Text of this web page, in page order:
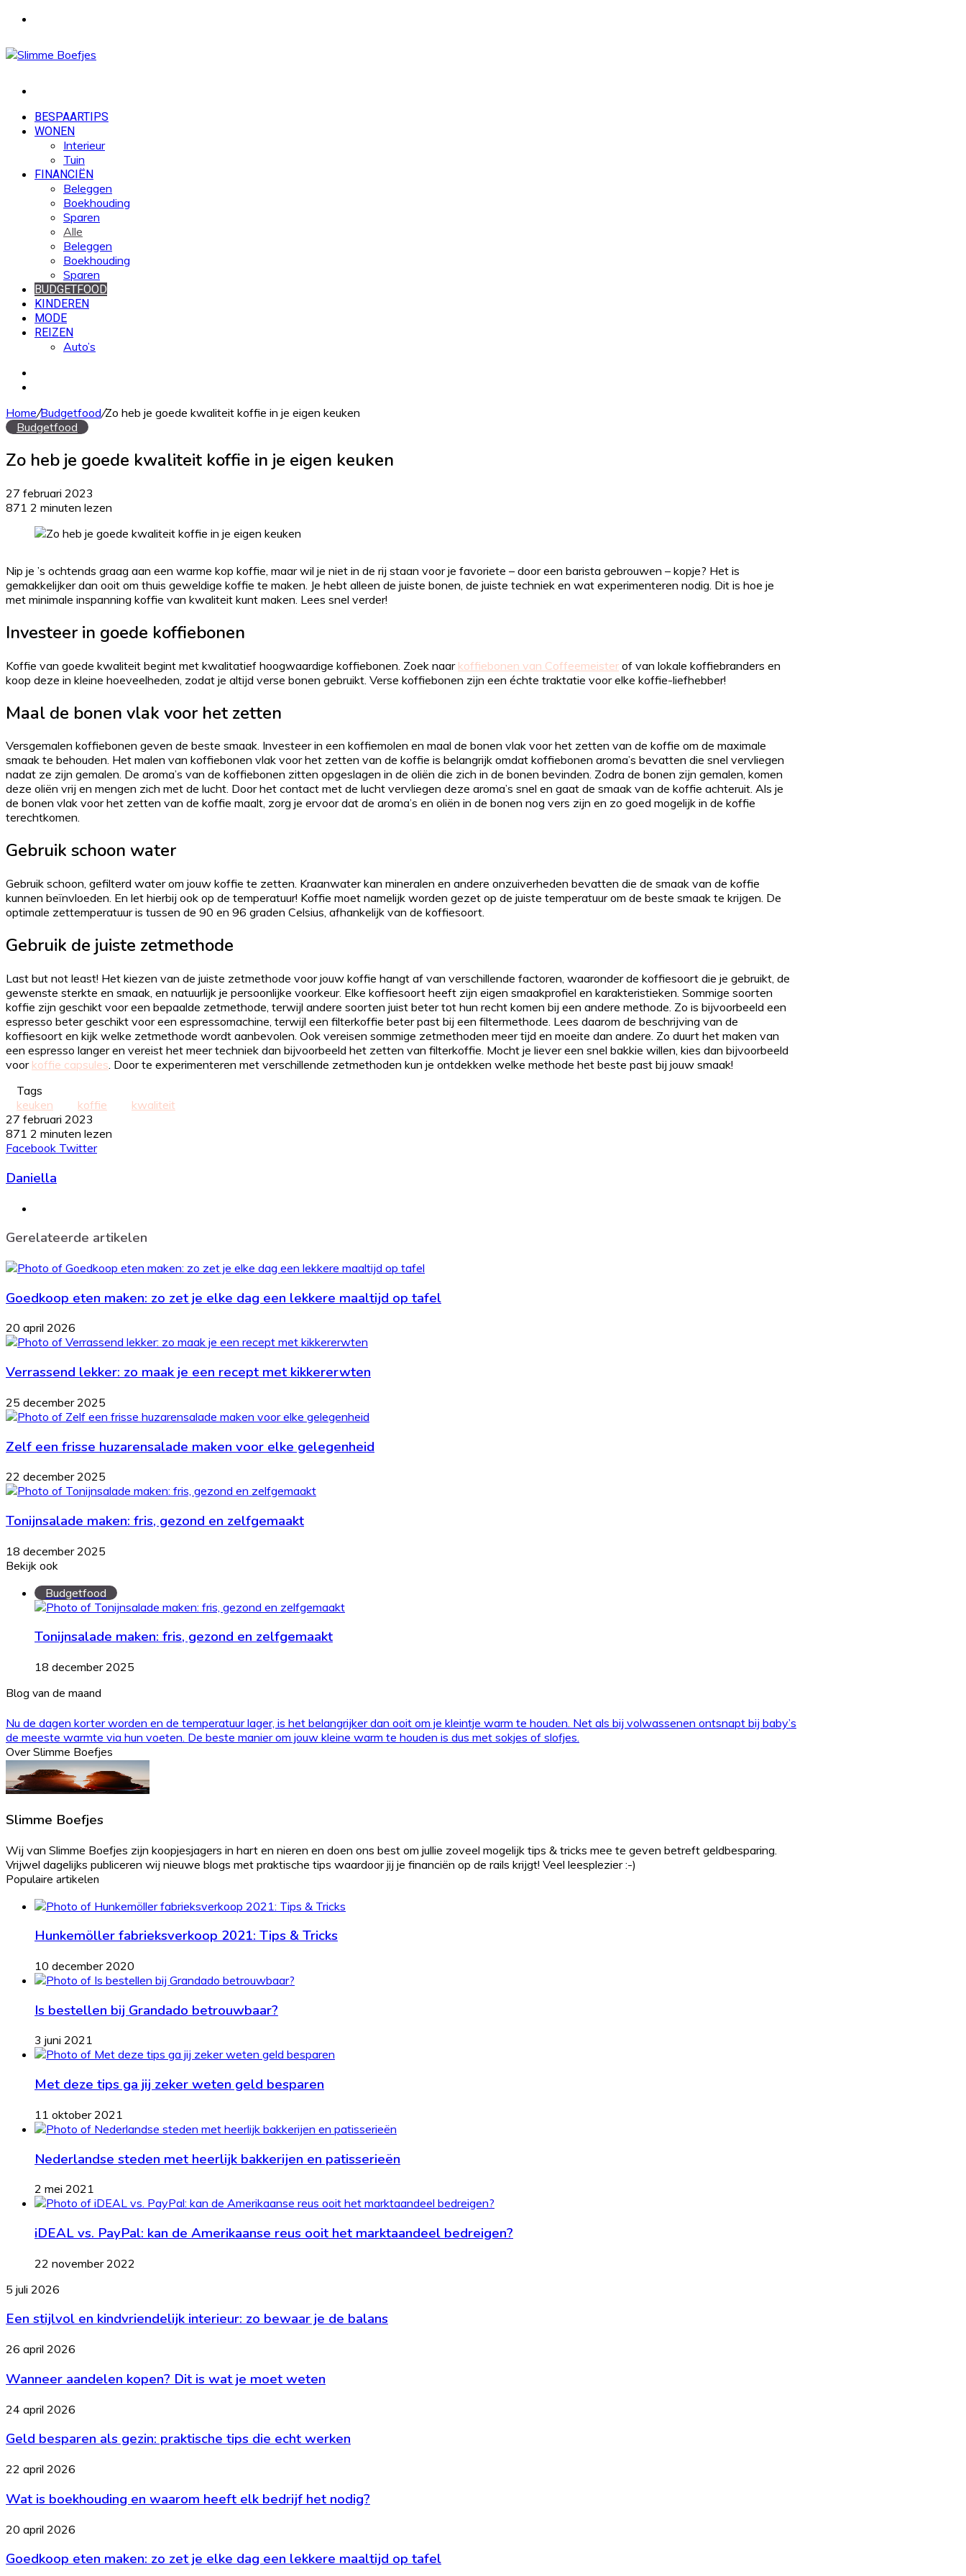
BESPAARTIPS
WONEN
Interieur
Tuin
FINANCIËN
Beleggen
Boekhouding
Sparen
Alle
Beleggen
Boekhouding
Sparen
BUDGETFOOD
KINDEREN
MODE
REIZEN
Auto’s
Home/Budgetfood/Zo heb je goede kwaliteit koffie in je eigen keuken
Budgetfood
Zo heb je goede kwaliteit koffie in je eigen keuken
27 februari 2023
871 2 minuten lezen
Nip je ’s ochtends graag aan een warme kop koffie, maar wil je niet in de rij staan voor je favoriete – door een barista gebrouwen – kopje? Het is
gemakkelijker dan ooit om thuis geweldige koffie te maken. Je hebt alleen de juiste bonen, de juiste techniek en wat experimenteren nodig. Dit is hoe je
met minimale inspanning koffie van kwaliteit kunt maken. Lees snel verder!
Investeer in goede koffiebonen
Koffie van goede kwaliteit begint met kwalitatief hoogwaardige koffiebonen. Zoek naar koffiebonen van Coffeemeister of van lokale koffiebranders en
koop deze in kleine hoeveelheden, zodat je altijd verse bonen gebruikt. Verse koffiebonen zijn een échte traktatie voor elke koffie-liefhebber!
Maal de bonen vlak voor het zetten
Versgemalen koffiebonen geven de beste smaak. Investeer in een koffiemolen en maal de bonen vlak voor het zetten van de koffie om de maximale
smaak te behouden. Het malen van koffiebonen vlak voor het zetten van de koffie is belangrijk omdat koffiebonen aroma’s bevatten die snel vervliegen
nadat ze zijn gemalen. De aroma’s van de koffiebonen zitten opgeslagen in de oliën die zich in de bonen bevinden. Zodra de bonen zijn gemalen, komen
deze oliën vrij en mengen zich met de lucht. Door het contact met de lucht vervliegen deze aroma’s snel en gaat de smaak van de koffie achteruit. Als je
de bonen vlak voor het zetten van de koffie maalt, zorg je ervoor dat de aroma’s en oliën in de bonen nog vers zijn en zo goed mogelijk in de koffie
terechtkomen.
Gebruik schoon water
Gebruik schoon, gefilterd water om jouw koffie te zetten. Kraanwater kan mineralen en andere onzuiverheden bevatten die de smaak van de koffie
kunnen beïnvloeden. En let hierbij ook op de temperatuur! Koffie moet namelijk worden gezet op de juiste temperatuur om de beste smaak te krijgen. De
optimale zettemperatuur is tussen de 90 en 96 graden Celsius, afhankelijk van de koffiesoort.
Gebruik de juiste zetmethode
Last but not least! Het kiezen van de juiste zetmethode voor jouw koffie hangt af van verschillende factoren, waaronder de koffiesoort die je gebruikt, de
gewenste sterkte en smaak, en natuurlijk je persoonlijke voorkeur. Elke koffiesoort heeft zijn eigen smaakprofiel en karakteristieken. Sommige soorten
koffie zijn geschikt voor een bepaalde zetmethode, terwijl andere soorten juist beter tot hun recht komen bij een andere methode. Zo is bijvoorbeeld een
espresso beter geschikt voor een espressomachine, terwijl een filterkoffie beter past bij een filtermethode. Lees daarom de beschrijving van de
koffiesoort en kijk welke zetmethode wordt aanbevolen. Ook vereisen sommige zetmethoden meer tijd en moeite dan andere. Zo duurt het maken van
een espresso langer en vereist het meer techniek dan bijvoorbeeld het zetten van filterkoffie. Mocht je liever een snel bakkie willen, kies dan bijvoorbeeld
voor koffie capsules. Door te experimenteren met verschillende zetmethoden kun je ontdekken welke methode het beste past bij jouw smaak!
Tags
keuken
koffie
kwaliteit
27 februari 2023
871 2 minuten lezen
Facebook TwitterLinkedIn
Tumblr
Pinterest
WhatsApp
Deel
Print
Daniella
Gerelateerde artikelen
Goedkoop eten maken: zo zet je elke dag een lekkere maaltijd op tafel
20 april 2026
Verrassend lekker: zo maak je een recept met kikkererwten
25 december 2025
Zelf een frisse huzarensalade maken voor elke gelegenheid
22 december 2025
Tonijnsalade maken: fris, gezond en zelfgemaakt
18 december 2025
Bekijk ook
Budgetfood
Tonijnsalade maken: fris, gezond en zelfgemaakt
18 december 2025
Blog van de maand
Nu de dagen korter worden en de temperatuur lager, is het belangrijker dan ooit om je kleintje warm te houden. Net als bij volwassenen ontsnapt bij baby’s
de meeste warmte via hun voeten. De beste manier om jouw kleine warm te houden is dus met sokjes of slofjes.
Over Slimme Boefjes
Slimme Boefjes
Wij van Slimme Boefjes zijn koopjesjagers in hart en nieren en doen ons best om jullie zoveel mogelijk tips & tricks mee te geven betreft geldbesparing.
Vrijwel dagelijks publiceren wij nieuwe blogs met praktische tips waardoor jij je financiën op de rails krijgt! Veel leesplezier :-)
Populaire artikelen
Hunkemöller fabrieksverkoop 2021: Tips & Tricks
10 december 2020
Is bestellen bij Grandado betrouwbaar?
3 juni 2021
Met deze tips ga jij zeker weten geld besparen
11 oktober 2021
Nederlandse steden met heerlijk bakkerijen en patisserieën
2 mei 2021
iDEAL vs. PayPal: kan de Amerikaanse reus ooit het marktaandeel bedreigen?
22 november 2022
Een
en
interieur:
bewaar
je
de
balans
5 juli 2026
Een stijlvol en kindvriendelijk interieur: zo bewaar je de balans
Wanneer
kopen?
is
je
moet
weten
26 april 2026
Wanneer aandelen kopen? Dit is wat je moet weten
Geld
als
praktische
die
echt
werken
24 april 2026
Geld besparen als gezin: praktische tips die echt werken
Wat
boekhouding
waarom
heeft
elk
bedrijf
22 april 2026
Wat is boekhouding en waarom heeft elk bedrijf het nodig?
Goedkoop
maken:
20 april 2026
Goedkoop eten maken: zo zet je elke dag een lekkere maaltijd op tafel